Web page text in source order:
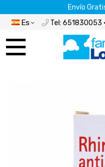
Envío
Es Tel: 651830053